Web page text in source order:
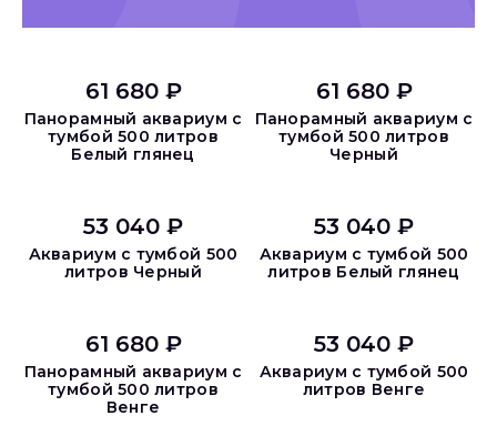
61 680 ₽
Панорамный аквариум с
тумбой 500 литров
Белый глянец
61 680 ₽
Панорамный аквариум с
тумбой 500 литров
Черный
53 040 ₽
Аквариум с тумбой 500
литров Черный
53 040 ₽
Аквариум с тумбой 500
литров Белый глянец
61 680 ₽
Панорамный аквариум с
тумбой 500 литров
Венге
53 040 ₽
Аквариум с тумбой 500
литров Венге